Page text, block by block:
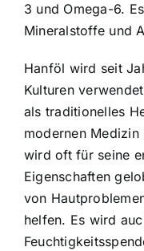
3 und Omega-6.
Mineralstoffe und
Hanföl wird seit
Kulturen
als traditionelles
modernen Medizin
wird oft für seine
Eigenschaften
von
helfen. Es wird